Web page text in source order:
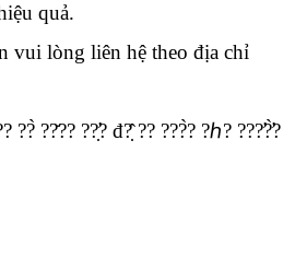
quả.
vui lòng liên hệ theo địa chỉ
??̀ ??̆?? ??̛̣? đ?̣̂ ?? ???̀? ?ℎ? ???̛?̛̀?